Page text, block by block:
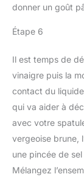
donner un goût
Étape 6
Il est temps de
vinaigre puis la
contact du
qui va aider à
avec votre
vergeoise brune,
une pincée de
Mélangez